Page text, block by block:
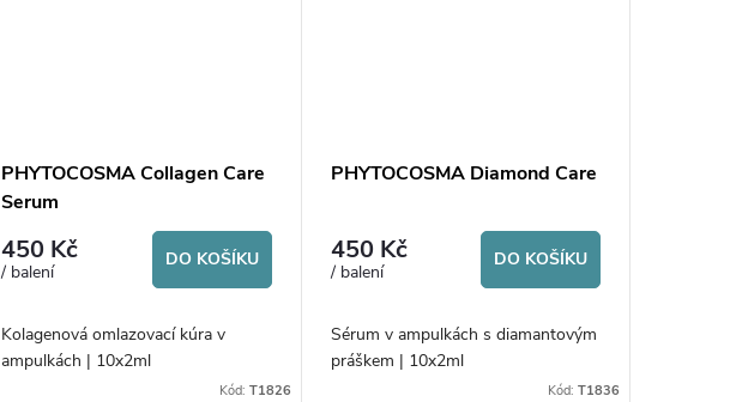
PHYTOCOSMA Collagen Care
Serum
450 Kč
/ balení
DO KOŠÍKU
Kolagenová omlazovací kúra v
ampulkách | 10x2ml
Kód: T1826
PHYTOCOSMA Diamond Care
450 Kč
/ balení
DO KOŠÍKU
Sérum v ampulkách s diamantovým
práškem | 10x2ml
Kód: T1836